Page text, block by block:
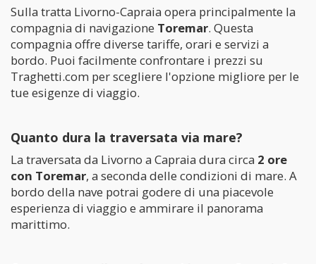
Sulla tratta Livorno-Capraia opera principalmente la
compagnia di navigazione Toremar. Questa
compagnia offre diverse tariffe, orari e servizi a
bordo. Puoi facilmente confrontare i prezzi su
Traghetti.com per scegliere l'opzione migliore per le
tue esigenze di viaggio.
Quanto dura la traversata via mare?
La traversata da Livorno a Capraia dura circa 2 ore
con Toremar, a seconda delle condizioni di mare. A
bordo della nave potrai godere di una piacevole
esperienza di viaggio e ammirare il panorama
marittimo.